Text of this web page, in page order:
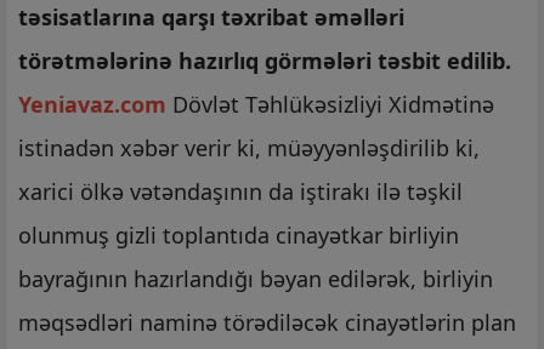
təsisatlarına qarşı təxribat əməlləri
törətmələrinə hazırlıq görmələri təsbit edilib.
Yeniavaz.com Dövlət Təhlükəsizliyi Xidmətinə
istinadən xəbər verir ki, müəyyənləşdirilib ki,
xarici ölkə vətəndaşının da iştirakı ilə təşkil
olunmuş gizli toplantıda cinayətkar birliyin
bayrağının hazırlandığı bəyan edilərək, birliyin
məqsədləri naminə törədiləcək cinayətlərin plan